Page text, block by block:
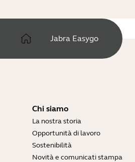
Jabra Easygo
Chi siamo
La nostra storia
Opportunità di lavoro
Sostenibilità
Novità e comunicati stampa